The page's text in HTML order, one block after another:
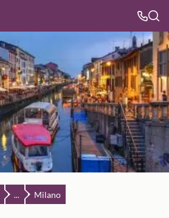
... Milano